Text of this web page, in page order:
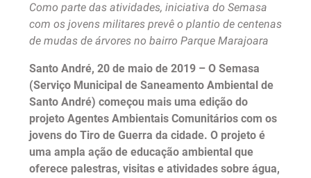
Como parte das atividades, iniciativa do Semasa
com os jovens militares prevê o plantio de centenas
de mudas de árvores no bairro Parque Marajoara
Santo André, 20 de maio de 2019 – O Semasa
(Serviço Municipal de Saneamento Ambiental de
Santo André) começou mais uma edição do
projeto Agentes Ambientais Comunitários com os
jovens do Tiro de Guerra da cidade. O projeto é
uma ampla ação de educação ambiental que
oferece palestras, visitas e atividades sobre água,